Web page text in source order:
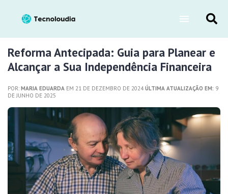
Reforma Antecipada: Guia para Planear e
Alcançar a Sua Independência Financeira
POR: MARIA EDUARDA EM 21 DE DEZEMBRO DE 2024ÚLTIMA ATUALIZAÇÃO EM: 9
DE JUNHO DE 2025